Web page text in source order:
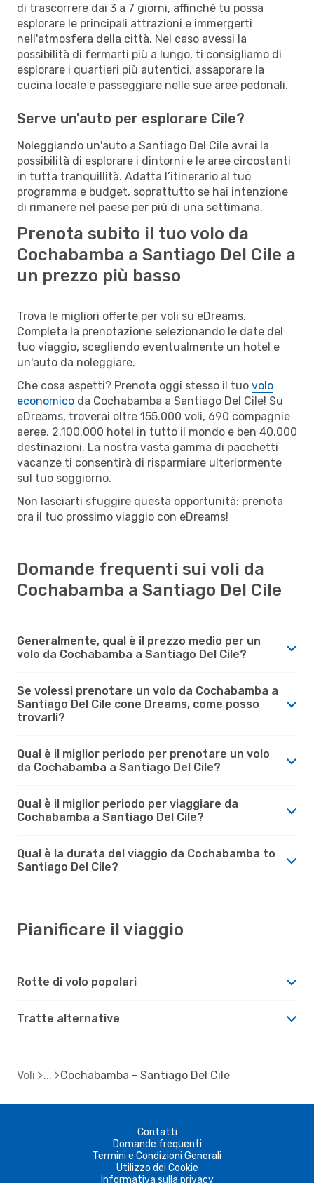
di trascorrere dai 3 a 7 giorni, affinché tu possa
esplorare le principali attrazioni e immergerti
nell'atmosfera della città. Nel caso avessi la
possibilità di fermarti più a lungo, ti consigliamo di
esplorare i quartieri più autentici, assaporare la
cucina locale e passeggiare nelle sue aree pedonali.
Serve un'auto per esplorare Cile?
Noleggiando un'auto a Santiago Del Cile avrai la
possibilità di esplorare i dintorni e le aree circostanti
in tutta tranquillità. Adatta l’itinerario al tuo
programma e budget, soprattutto se hai intenzione
di rimanere nel paese per più di una settimana.
Prenota subito il tuo volo da
Cochabamba a Santiago Del Cile a
un prezzo più basso
Trova le migliori offerte per voli su eDreams.
Completa la prenotazione selezionando le date del
tuo viaggio, scegliendo eventualmente un hotel e
un'auto da noleggiare.
Che cosa aspetti? Prenota oggi stesso il tuo volo
economico da Cochabamba a Santiago Del Cile! Su
eDreams, troverai oltre 155.000 voli, 690 compagnie
aeree, 2.100.000 hotel in tutto il mondo e ben 40.000
destinazioni. La nostra vasta gamma di pacchetti
vacanze ti consentirà di risparmiare ulteriormente
sul tuo soggiorno.
Non lasciarti sfuggire questa opportunità: prenota
ora il tuo prossimo viaggio con eDreams!
Domande frequenti sui voli da
Cochabamba a Santiago Del Cile
Generalmente, qual è il prezzo medio per un
volo da Cochabamba a Santiago Del Cile?
Se volessi prenotare un volo da Cochabamba a
Santiago Del Cile cone Dreams, come posso
trovarli?
Qual è il miglior periodo per prenotare un volo
da Cochabamba a Santiago Del Cile?
Qual è il miglior periodo per viaggiare da
Cochabamba a Santiago Del Cile?
Qual è la durata del viaggio da Cochabamba to
Santiago Del Cile?
Pianificare il viaggio
Rotte di volo popolari
Tratte alternative
Voli Cochabamba - Santiago Del Cile
Contatti
Domande frequenti
Termini e Condizioni Generali
Utilizzo dei Cookie
Informativa sulla privacy